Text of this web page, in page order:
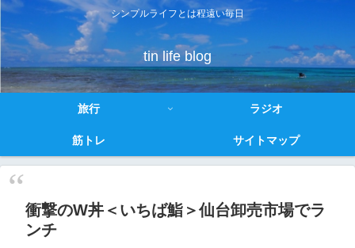
シンプルライフとは程遠い毎日
tin life blog
旅行 ラジオ
筋トレ サイトマップ
衝撃のW丼＜いちば鮨＞仙台卸売市場でラ
ンチ